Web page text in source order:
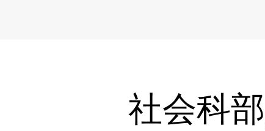
社会科